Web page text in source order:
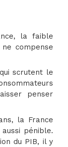
la faible
compense
scrutent le
penser
la France
pénible.
du PIB, il y